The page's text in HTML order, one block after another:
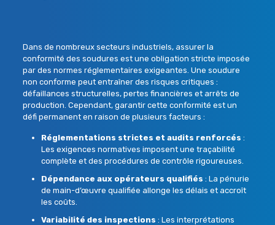
Dans de nombreux secteurs industriels, assurer la
conformité des soudures est une obligation stricte imposée
par des normes réglementaires exigeantes. Une soudure
non conforme peut entraîner des risques critiques :
défaillances structurelles, pertes financières et arrêts de
production. Cependant, garantir cette conformité est un
défi permanent en raison de plusieurs facteurs :
Réglementations strictes et audits renforcés :
Les exigences normatives imposent une traçabilité
complète et des procédures de contrôle rigoureuses.
Dépendance aux opérateurs qualifiés : La pénurie
de main-d’œuvre qualifiée allonge les délais et accroît
les coûts.
Variabilité des inspections : Les interprétations